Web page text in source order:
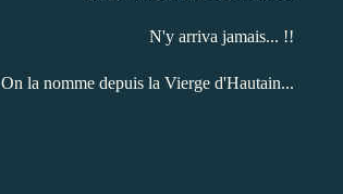
N'y arriva jamais... !!
On la nomme depuis la Vierge d'Hautain...